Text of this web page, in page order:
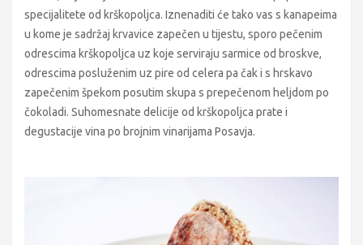
specijalitete od krškopoljca. Iznenaditi će tako vas s kanapeima
u kome je sadržaj krvavice zapečen u tijestu, sporo pečenim
odrescima krškopoljca uz koje serviraju sarmice od broskve,
odrescima posluženim uz pire od celera pa čak i s hrskavo
zapečenim špekom posutim skupa s prepečenom heljdom po
čokoladi. Suhomesnate delicije od krškopoljca prate i
degustacije vina po brojnim vinarijama Posavja.